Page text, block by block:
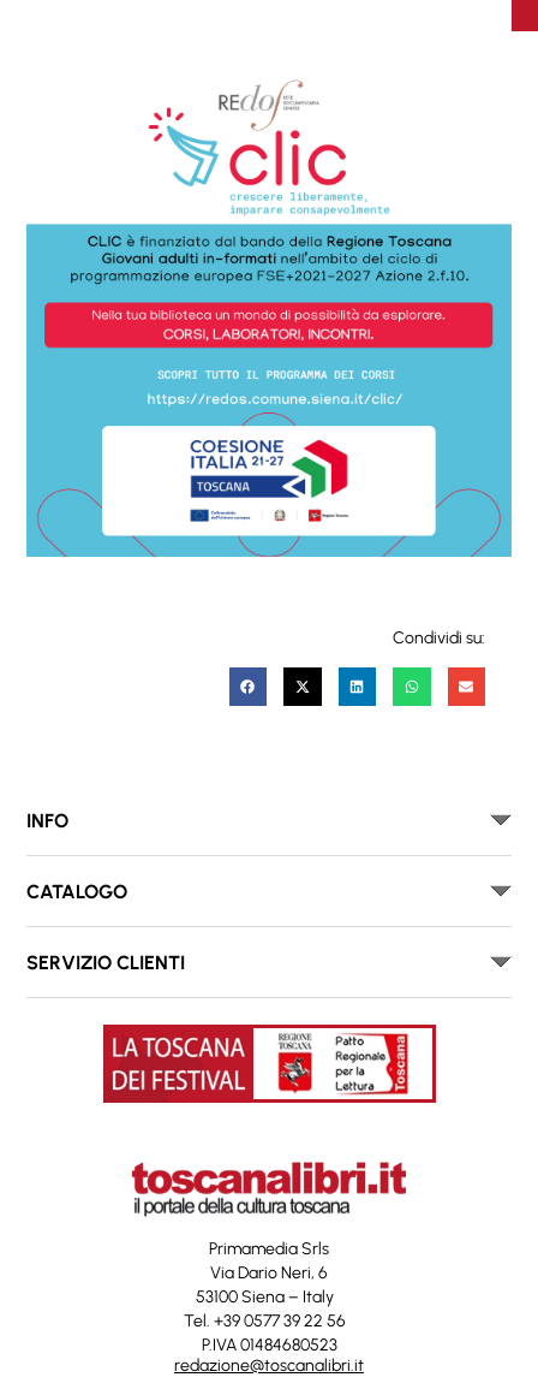
Condividi su:
INFO
CATALOGO
SERVIZIO CLIENTI
Primamedia Srls
Via Dario Neri, 6
53100 Siena – Italy
Tel. +39 0577 39 22 56
P.IVA 01484680523
redazione@toscanalibri.it